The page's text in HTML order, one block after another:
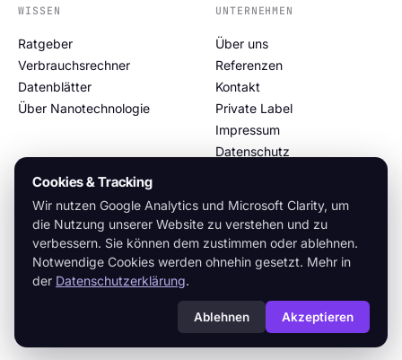
WISSEN
Ratgeber
Verbrauchsrechner
Datenblätter
Über Nanotechnologie
UNTERNEHMEN
Über uns
Referenzen
Kontakt
Private Label
Impressum
Datenschutz
© 2026 NANO4YOU GmbH
Made in Germany · Nanotechnologie seit 1998 · v.2026.05.31
Cookies & Tracking
Wir nutzen Google Analytics und Microsoft Clarity, um
die Nutzung unserer Website zu verstehen und zu
verbessern. Sie können dem zustimmen oder ablehnen.
Notwendige Cookies werden ohnehin gesetzt. Mehr in
der Datenschutzerklärung.
Ablehnen Akzeptieren